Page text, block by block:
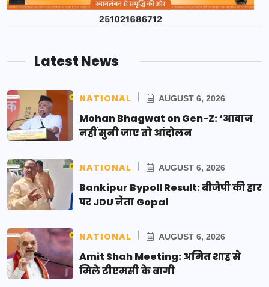
Latest News
NATIONAL AUGUST 6, 2026
Mohan Bhagwat on Gen-Z: ‘आवाज
नहीं सुनी जाए तो आंदोलन
NATIONAL AUGUST 6, 2026
Bankipur Bypoll Result: बीजेपी की हार
पर JDU नेता Gopal
NATIONAL AUGUST 6, 2026
Amit Shah Meeting: अमित शाह से
मिले टीएमसी के बागी